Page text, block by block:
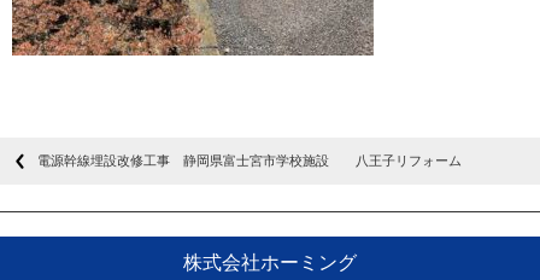
電源幹線埋設改修工事 静岡県富士宮市学校施設 八王子リフォーム
株式会社ホーミング